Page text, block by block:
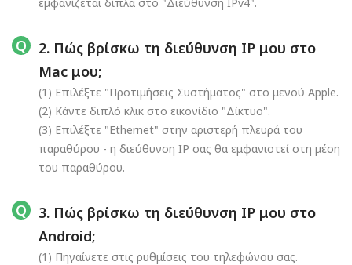
2. Πώς βρίσκω τη διεύθυνση IP μου στο
Mac μου;
(1) Επιλέξτε "Προτιμήσεις Συστήματος" στο μενού Apple.
(2) Κάντε διπλό κλικ στο εικονίδιο "Δίκτυο".
(3) Επιλέξτε "Ethernet" στην αριστερή πλευρά του
παραθύρου - η διεύθυνση IP σας θα εμφανιστεί στη μέση
του παραθύρου.
3. Πώς βρίσκω τη διεύθυνση IP μου στο
Android;
(1) Πηγαίνετε στις ρυθμίσεις του τηλεφώνου σας.